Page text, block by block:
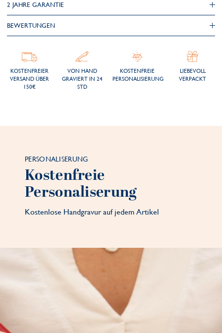
2 JAHRE GARANTIE
BEWERTUNGEN
KOSTENFREIER
VERSAND ÜBER
150€
VON HAND
GRAVIERT IN 24
STD
KOSTENFREIE
PERSONALISIERUNG
LIEBEVOLL
VERPACKT
PERSONALISERUNG
Kostenfreie
Personaliserung
Kostenlose Handgravur auf jedem Artikel